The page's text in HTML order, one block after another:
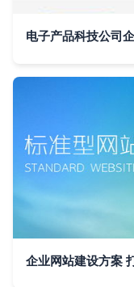
企业网站建设方案